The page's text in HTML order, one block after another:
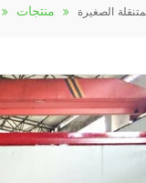
منتجات الصغيرة